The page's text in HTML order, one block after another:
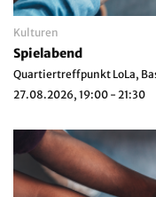
Kulturen
Spielabend
Quartiertreffpunkt LoLa,
27.08.2026, 19:00 - 21:30